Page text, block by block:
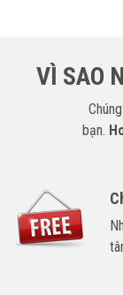
VÌ SAO
bạn.